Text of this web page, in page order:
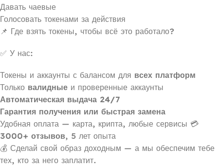
Давать чаевые
Голосовать токенами за действия
📌 Где взять токены, чтобы всё это работало?
✅ У нас:
Токены и аккаунты с балансом для всех платформ
Только валидные и проверенные аккаунты
Автоматическая выдача 24/7
Гарантия получения или быстрая замена
Удобная оплата — карта, крипта, любые сервисы 💳
3000+ отзывов, 5 лет опыта
💰 Сделай свой образ доходным — а мы обеспечим тебе
тех, кто за него заплатит.